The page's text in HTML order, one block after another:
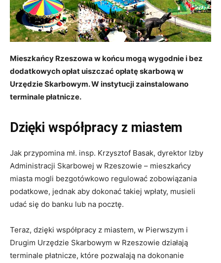
Mieszkańcy Rzeszowa w końcu mogą wygodnie i bez
dodatkowych opłat uiszczać opłatę skarbową w
Urzędzie Skarbowym. W instytucji zainstalowano
terminale płatnicze.
Dzięki współpracy z miastem
Jak przypomina mł. insp. Krzysztof Basak, dyrektor Izby
Administracji Skarbowej w Rzeszowie – mieszkańcy
miasta mogli bezgotówkowo regulować zobowiązania
podatkowe, jednak aby dokonać takiej wpłaty, musieli
udać się do banku lub na pocztę.
Teraz, dzięki współpracy z miastem, w Pierwszym i
Drugim Urzędzie Skarbowym w Rzeszowie działają
terminale płatnicze, które pozwalają na dokonanie